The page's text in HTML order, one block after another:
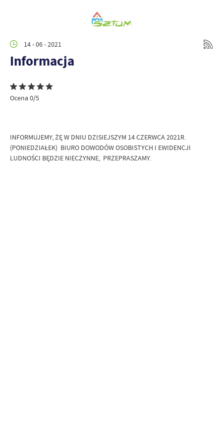
14 - 06 - 2021
Informacja
Ocena 0/5
INFORMUJEMY, ŻĘ W DNIU DZISIEJSZYM 14 CZERWCA 2021R.
(PONIEDZIAŁEK) BIURO DOWODÓW OSOBISTYCH I EWIDENCJI
LUDNOŚCI BĘDZIE NIECZYNNE, PRZEPRASZAMY.